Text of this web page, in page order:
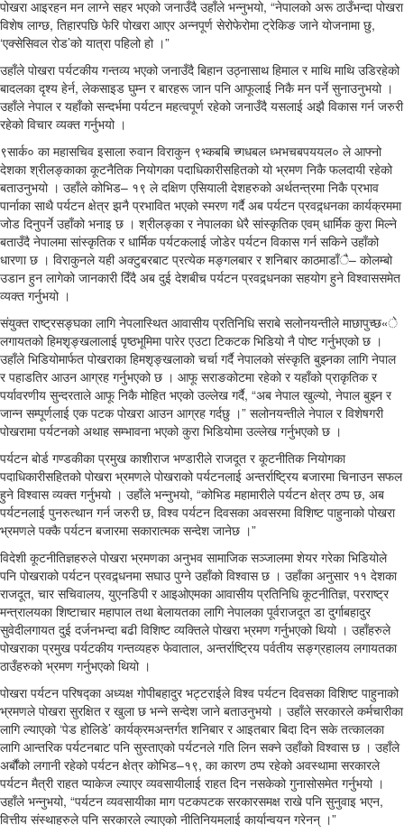
पोखरा आइरहन मन लाग्ने सहर भएको जनाउँदै उहाँले भन्नुभयो, “नेपालको अरू ठाउँभन्दा पोखरा
विशेष लाग्छ, तिहारपछि फेरि पोखरा आएर अन्नपूर्ण सेरोफेरोमा ट्रेकिङ जाने योजनामा छु,
‘एक्सेसिवल रोड’को यात्रा पहिलो हो ।”
उहाँले पोखरा पर्यटकीय गन्तव्य भएको जनाउँदै बिहान उठ्नासाथ हिमाल र माथि माथि उडिरहेको
बादलका दृश्य हेर्न, लेकसाइड घुम्न र बारहरू जान पनि आफूलाई निकै मन पर्ने सुनाउनुभयो ।
उहाँले नेपाल र यहाँको सन्दर्भमा पर्यटन महत्वपूर्ण रहेको जनाउँदै यसलाई अझै विकास गर्न जरुरी
रहेको विचार व्यक्त गर्नुभयो ।
९सार्क० का महासचिव इसाला रुवान विराकुन ९भ्कबबि च्गधबल ध्भभचबपययल० ले आफ्नो
देशका श्रीलङ्काका कूटनैतिक नियोगका पदाधिकारीसहितको यो भ्रमण निकै फलदायी रहेको
बताउनुभयो । उहाँले कोभिड– १९ ले दक्षिण एसियाली देशहरुको अर्थतन्त्रमा निकै प्रभाव
पार्नाका साथै पर्यटन क्षेत्र झनै प्रभावित भएको स्मरण गर्दै अब पर्यटन प्रवद्र्धनका कार्यक्रममा
जोड दिनुपर्ने उहाँको भनाइ छ । श्रीलङ्का र नेपालका धेरै सांस्कृतिक एवम् धार्मिक कुरा मिल्ने
बताउँदै नेपालमा सांस्कृतिक र धार्मिक पर्यटकलाई जोडेर पर्यटन विकास गर्न सकिने उहाँको
धारणा छ । विराकुनले यही अक्टुबरबाट प्रत्येक मङ्गलबार र शनिबार काठमाडाँै– कोलम्बो
उडान हुन लागेको जानकारी दिँदै अब दुई देशबीच पर्यटन प्रवद्र्धनका सहयोग हुने विश्वाससमेत
व्यक्त गर्नुभयो ।
संयुक्त राष्ट्रसङ्घका लागि नेपलास्थित आवासीय प्रतिनिधि सराबे सलोनयन्तीले माछापुच्छ«े
लगायतको हिमशृङ्खलालाई पृष्ठभूमिमा पारेर एउटा टिकटक भिडियो नै पोष्ट गर्नुभएको छ ।
उहाँले भिडियोमार्फत पोखराका हिमशृङ्खलाको चर्चा गर्दै नेपालको संस्कृति बुझ्नका लागि नेपाल
र पहाडतिर आउन आग्रह गर्नुभएको छ । आफू सराङकोटमा रहेको र यहाँको प्राकृतिक र
पर्यावरणीय सुन्दरताले आफू निकै मोहित भएको उल्लेख गर्दै, “अब नेपाल खुल्यो, नेपाल बुझ्न र
जान्न सम्पूर्णलाई एक पटक पोखरा आउन आग्रह गर्दछु ।” सलोनयन्तीले नेपाल र विशेषगरी
पोखरामा पर्यटनको अथाह सम्भावना भएको कुरा भिडियोमा उल्लेख गर्नुभएको छ ।
पर्यटन बोर्ड गण्डकीका प्रमुख काशीराज भण्डारीले राजदूत र कूटनीतिक नियोगका
पदाधिकारीसहितको पोखरा भ्रमणले पोखराको पर्यटनलाई अन्तर्राष्ट्रिय बजारमा चिनाउन सफल
हुने विश्वास व्यक्त गर्नुभयो । उहाँले भन्नुभयो, “कोभिड महामारीले पर्यटन क्षेत्र ठप्प छ, अब
पर्यटनलाई पुनरुत्थान गर्न जरुरी छ, विश्व पर्यटन दिवसका अवसरमा विशिष्ट पाहुनाको पोखरा
भ्रमणले पक्कै पर्यटन बजारमा सकारात्मक सन्देश जानेछ ।”
विदेशी कूटनीतिज्ञहरुले पोखरा भ्रमणका अनुभव सामाजिक सञ्जालमा शेयर गरेका भिडियोले
पनि पोखराको पर्यटन प्रवद्र्धनमा सघाउ पुग्ने उहाँको विश्वास छ । उहाँका अनुसार ११ देशका
राजदूत, चार सचिवालय, युएनडिपी र आइओएमका आवासीय प्रतिनिधि कूटनीतिज्ञ, परराष्ट्र
मन्त्रालयका शिष्टाचार महापाल तथा बेलायतका लागि नेपालका पूर्वराजदूत डा दुर्गाबहादुर
सुवेदीलगायत दुई दर्जनभन्दा बढी विशिष्ट व्यक्तिले पोखरा भ्रमण गर्नुभएको थियो । उहाँहरुले
पोखराका प्रमुख पर्यटकीय गन्तव्यहरु फेवाताल, अन्तर्राष्ट्रिय पर्वतीय सङ्ग्रहालय लगायतका
ठाउँहरुको भ्रमण गर्नुभएको थियो ।
पोखरा पर्यटन परिषद्का अध्यक्ष गोपीबहादुर भट्टराईले विश्व पर्यटन दिवसका विशिष्ट पाहुनाको
भ्रमणले पोखरा सुरक्षित र खुला छ भन्ने सन्देश जाने बताउनुभयो । उहाँले सरकारले कर्मचारीका
लागि ल्याएको ‘पेड होलिडे’ कार्यक्रमअन्तर्गत शनिबार र आइतबार बिदा दिन सके तत्कालका
लागि आन्तरिक पर्यटनबाट पनि सुस्ताएको पर्यटनले गति लिन सक्ने उहाँको विश्वास छ । उहाँले
अर्बौंको लगानी रहेको पर्यटन क्षेत्र कोभिड–१९, का कारण ठप्प रहेको अवस्थामा सरकारले
पर्यटन मैत्री राहत प्याकेज ल्याएर व्यवसायीलाई राहत दिन नसकेको गुनासोसमेत गर्नुभयो ।
उहाँले भन्नुभयो, “पर्यटन व्यवसायीका माग पटकपटक सरकारसमक्ष राखे पनि सुनुवाइ भएन,
वित्तीय संस्थाहरुले पनि सरकारले ल्याएको नीतिनियमलाई कार्यान्वयन गरेनन् ।”